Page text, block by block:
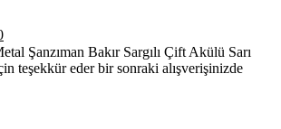
Şu
andaki
fiyat:
Şanzıman Bakır Sargılı Çift Akülü Sarı
teşekkür eder bir sonraki alışverişinizde